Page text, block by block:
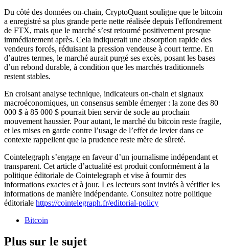
Du côté des données on-chain, CryptoQuant souligne que le bitcoin
a enregistré sa plus grande perte nette réalisée depuis l'effondrement
de FTX, mais que le marché s’est retourné positivement presque
immédiatement après. Cela indiquerait une absorption rapide des
vendeurs forcés, réduisant la pression vendeuse à court terme. En
d’autres termes, le marché aurait purgé ses excès, posant les bases
d’un rebond durable, à condition que les marchés traditionnels
restent stables.
En croisant analyse technique, indicateurs on-chain et signaux
macroéconomiques, un consensus semble émerger : la zone des 80
000 $ à 85 000 $ pourrait bien servir de socle au prochain
mouvement haussier. Pour autant, le marché du bitcoin reste fragile,
et les mises en garde contre l’usage de l’effet de levier dans ce
contexte rappellent que la prudence reste mère de sûreté.
Cointelegraph s’engage en faveur d’un journalisme indépendant et
transparent. Cet article d’actualité est produit conformément à la
politique éditoriale de Cointelegraph et vise à fournir des
informations exactes et à jour. Les lecteurs sont invités à vérifier les
informations de manière indépendante. Consultez notre politique
éditoriale https://cointelegraph.fr/editorial-policy
Bitcoin
Plus sur le sujet